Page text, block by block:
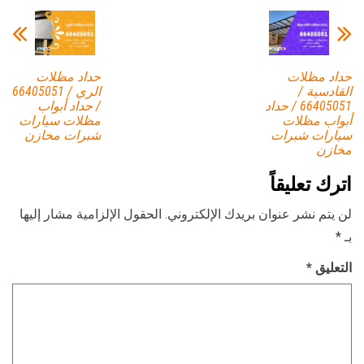
حداد مظلات
الري / 66405051
/ حداد أبواب
مظلات سيارات
شبرات مخازن
حداد مظلات
القادسية /
66405051 / حداد
أبواب مظلات
سيارات شبرات
مخازن
اترك تعليقاً
لن يتم نشر عنوان بريدك الإلكتروني. الحقول الإلزامية مشار إليها
بـ*
التعليق *